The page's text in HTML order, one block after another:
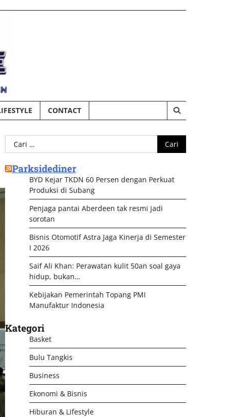
CONTACT
Cari
untuk:
Parksidediner
BYD Kejar TKDN 60 Persen dengan Perkuat
Produksi di Subang
Penjaga pantai Aberdeen tak resmi jadi
sorotan
Bisnis Otomotif Astra Jaga Kinerja di Semester
I 2026
Saif Ali Khan: Perawatan kulit 50an soal gaya
hidup, bukan…
Kebijakan Pemerintah Topang PMI
Manufaktur Indonesia
Kategori
Basket
Bulu Tangkis
Business
Ekonomi & Bisnis
Hiburan & Lifestyle